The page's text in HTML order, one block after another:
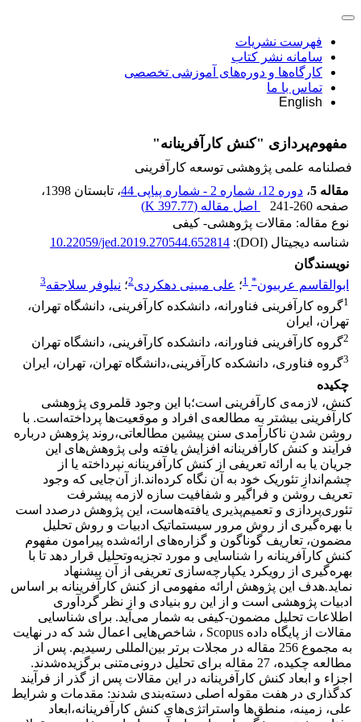
فهرست نشریات
سامانه نشر کتاب
کارگاه‌ها و دوره‌های آموزشی تخصصی
تماس با ما
English
مفهوم‌پردازی "کنش کارآفرینانه"
فصلنامه علمی پژوهشی توسعه کارآفرینی
مقاله 5
، دوره 12، شماره 2 - شماره پیاپی 44 ، تابستان 1398
،
صفحه 241-260 اصل مقاله (397.77 K
)
نوع مقاله: مقالات پژوهشی- کیفی
شناسه دیجیتال (DOI):
10.22059/jed.2019.270544.652814
نویسندگان
ابوالقاسم عربیون*
1؛ علی مبینی دهکردی2؛ نیلوفر سلاجقه3
1گروه کارآفرینی فناورانه، دانشکده کارآفرینی، دانشگاه تهران،
تهران، ایران
2گروه کارآفرینی فناورانه، دانشکده کارآفرینی، دانشگاه تهران
3گروه فناوری، دانشکده کارآفرینی،دانشگاه تهران، تهران، ایران
چکیده
کنش، لازمه‌ی کارآفرینی است؛با این وجود قلمروی پژوهشی
کارآفرینی بیشتر به مطالعه‌ی افراد و موقعیت‌ها پرداخته‌است. با
روشن شدنِ ناکارآمدی سنن پیشین مطالعاتی،روند پژوهش درباره
فرآیند و کنش کارآفرینانه افزایش یافته ولی پژوهش‌های این
جریان یا به ارائه تعریفی از کنش کارآفرینانه نپرداخته یا از
چشم‌اندازِ تئوریک خود به آن نگاه کرده‌اند.از آن‌جایی که وجود
تعریف روشن و فراگیر و شفافیت سازه لازمه پیشرفت
تئوری‌پردازی و تعمیم‌پذیری یافته‌هاست، این پژوهش درصدد است
با بهره‌گیری از روش مرور سیستماتیک ادبیات و روش تحلیل
مضمون، تعاریف گوناگون و گزاره‌های ارائه‌شده پیرامون مفهوم
کنش کارآفرینانه را شناسایی و مورد تجزیه‌و‌تحلیل قرار دهد تا با
بهره‌گیری از رویکرد یکپارچه‌سازی تعریفی از آن پیشنهاد
نماید.هدف این پژوهش ارائه مفهومی از کنش کارآفرینانه بر اساس
ادبیات پژوهشی است و از این رو بنیادی و از نظر گردآوری
اطلاعات تحلیل مضمون-کیفی به شمار می‌آید. برای شناسایی
مقالات از پایگاه داده Scopus ، شاخص‌هایی اعمال شد که در نهایت
به مجموع 256 مقاله در مجلات برتر بین‌المللی رسیدیم. پس از
مطالعه چکیده، 27 مقاله برای تحلیل درونی‌متنی برگزیده‌شدند.
اجزاء و ابعاد کنش کارآفرینانه در این مقالات پس از گذر از فرآیند
کدگذاری در هفت مقوله اصلی دسته‌بندی شدند: مقدمات و شرایط
علی، زمینه، منطق‌ها واستراتژی‌های کنش کارآفرینانه،ابعاد